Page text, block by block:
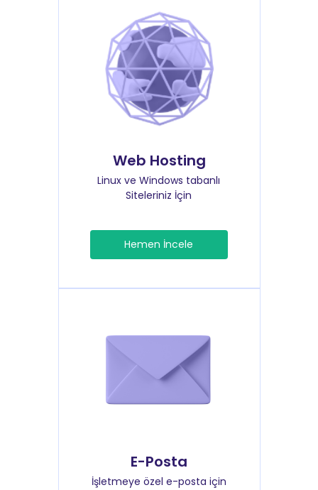
Web Hosting
Linux ve Windows tabanlı
Siteleriniz İçin
Hemen İncele
E-Posta
İşletmeye özel e-posta için